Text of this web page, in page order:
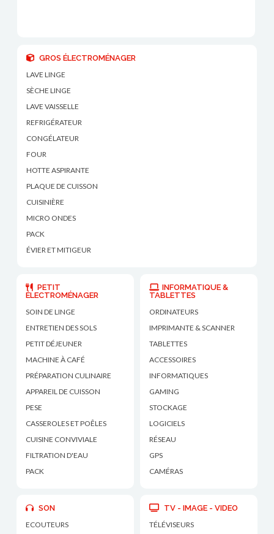
GROS ÉLECTROMÉNAGER
LAVE LINGE
SÈCHE LINGE
LAVE VAISSELLE
REFRIGÉRATEUR
CONGÉLATEUR
FOUR
HOTTE ASPIRANTE
PLAQUE DE CUISSON
CUISINIÈRE
MICRO ONDES
PACK
ÉVIER ET MITIGEUR
PETIT
ÉLECTROMÉNAGER
SOIN DE LINGE
ENTRETIEN DES SOLS
PETIT DÉJEUNER
MACHINE À CAFÉ
PRÉPARATION CULINAIRE
APPAREIL DE CUISSON
PESE
CASSEROLES ET POÊLES
CUISINE CONVIVIALE
FILTRATION D'EAU
PACK
INFORMATIQUE &
TABLETTES
ORDINATEURS
IMPRIMANTE & SCANNER
TABLETTES
ACCESSOIRES
INFORMATIQUES
GAMING
STOCKAGE
LOGICIELS
RÉSEAU
GPS
CAMÉRAS
SON
ECOUTEURS
TV - IMAGE - VIDEO
TÉLÉVISEURS